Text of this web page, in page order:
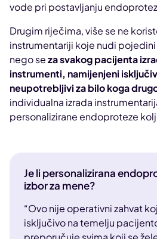
vode pri postavljanju
Drugim riječima, više se ne
instrumentariji koje nudi
nego seza svakog pacijenta
instrumenti, namijenjeni
neupotrebljivi za bilo koga
individualna izrada
personalizirane endoproteze
Je li personalizirana
izbor za mene?
“Ovo nije operativni zahvat
isključivo na temelju